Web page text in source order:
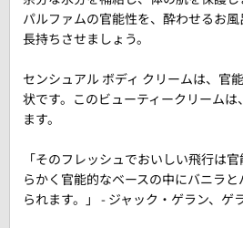
パルファムの官能性を、酔わせるお
長持ちさせましょう。
センシュアル ボディ クリームは、官
状です。このビューティークリームは
ます。
「そのフレッシュでおいしい飛行は
らかく官能的なベースの中にバニラ
られます。」 - ジャック・ゲラン、ゲ